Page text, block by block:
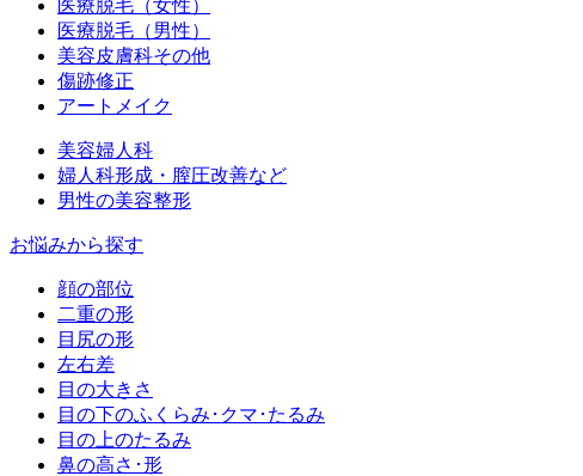
医療脱毛（女性）
医療脱毛（男性）
美容皮膚科その他
傷跡修正
アートメイク
美容婦人科
婦人科形成・膣圧改善など
男性の美容整形
お悩みから探す
顔の部位
二重の形
目尻の形
左右差
目の大きさ
目の下のふくらみ･クマ･たるみ
目の上のたるみ
鼻の高さ･形